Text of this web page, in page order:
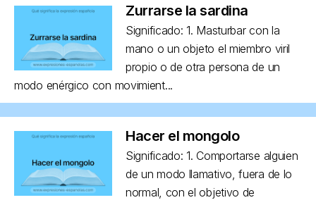
Zurrarse la sardina
Significado: 1. Masturbar con la
mano o un objeto el miembro viril
propio o de otra persona de un
modo enérgico con movimient...
Hacer el mongolo
Significado: 1. Comportarse alguien
de un modo llamativo, fuera de lo
normal, con el objetivo de